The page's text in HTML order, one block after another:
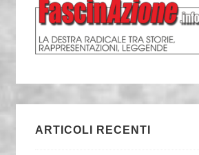
ARTICOLI RECENTI